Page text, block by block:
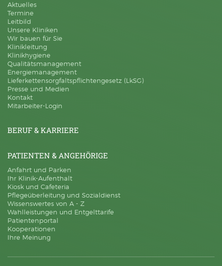
Aktuelles
Termine
Leitbild
Unsere Kliniken
Wir bauen für Sie
Klinikleitung
Klinikhygiene
Qualitätsmanagement
Energiemanagement
Lieferkettensorgfaltspflichtengesetz (LkSG)
Presse und Medien
Kontakt
Mitarbeiter-Login
BERUF & KARRIERE
PATIENTEN & ANGEHÖRIGE
Anfahrt und Parken
Ihr Klinik-Aufenthalt
Kiosk und Cafeteria
Pflegeüberleitung und Sozialdienst
Wissenswertes von A - Z
Wahlleistungen und Entgelttarife
Patientenportal
Kooperationen
Ihre Meinung